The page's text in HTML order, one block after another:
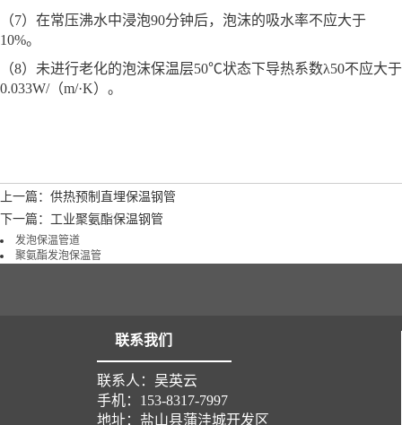
（7）在常压沸水中浸泡90分钟后，泡沫的吸水率不应大于
10%。
（8）未进行老化的泡沫保温层50℃状态下导热系数λ50不应大于
0.033W/（m/·K）。
上一篇：供热预制直埋保温钢管
下一篇：工业聚氨酯保温钢管
发泡保温管道
聚氨酯发泡保温管
联系我们
联系人：吴英云
手机：153-8317-7997
地址：盐山县蒲洼城开发区